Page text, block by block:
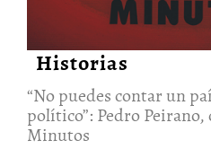
Historias
“No puedes contar un
político”: Pedro Peirano,
Minutos